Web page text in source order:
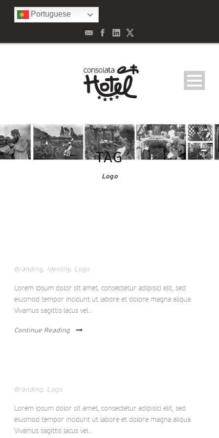
Portuguese
TAG
Logo
Branding, Identity, Logo
Lorem ipsum dolor sit amet, consectetur adipisici elit, sed
eiusmod tempor incidunt ut labore et dolore magna aliqua.
Vivamus sagittis lacus vel...
Continue Reading
Branding, Logo
Lorem ipsum dolor sit amet, consectetur adipisici elit, sed
eiusmod tempor incidunt ut labore et dolore magna aliqua.
Vivamus sagittis lacus vel...